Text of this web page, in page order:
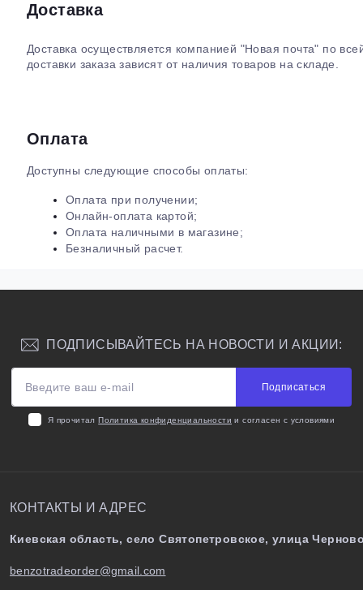
Доставка
Доставка осуществляется компанией "Новая почта" по
доставки заказа зависят от наличия товаров на складе.
Оплата
Доступны следующие способы оплаты:
Оплата при получении;
Онлайн-оплата картой;
Оплата наличными в магазине;
Безналичный расчет.
ПОДПИСЫВАЙТЕСЬ НА НОВОСТИ И АКЦИИ:
Подписаться
Я прочиталПолитика конфиденциальности и согласен с условиями
КОНТАКТЫ И АДРЕС
Киевская область, село Святопетровское, улица
benzotradeorder@gmail.com